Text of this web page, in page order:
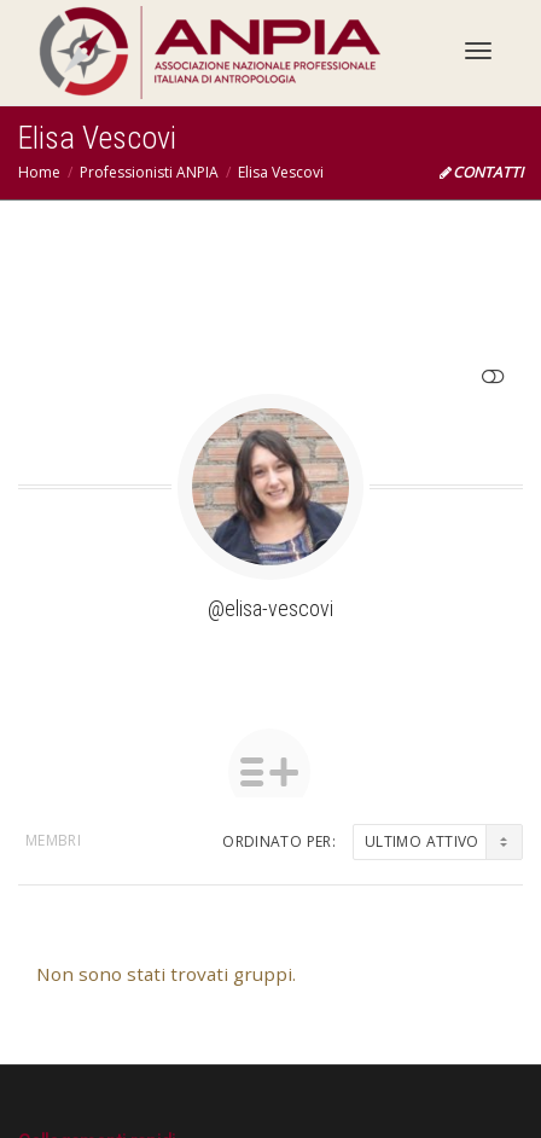
Elisa Vescovi
Home Professionisti ANPIA Elisa Vescovi CONTATTI
@elisa-vescovi
MEMBRI ORDINATO PER:
dell'utente
Non sono stati trovati gruppi.